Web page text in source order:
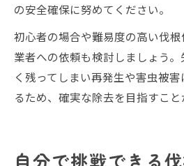
の安全確保に努めてください。
初心者の場合や難易度の高い伐
業者への依頼も検討しましょう
く残ってしまい再発生や害虫被
るため、確実な除去を目指すこと
自分で挑戦できる